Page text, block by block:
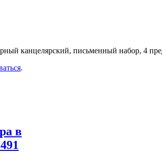
канцелярский, письменный набор, 4
.
в